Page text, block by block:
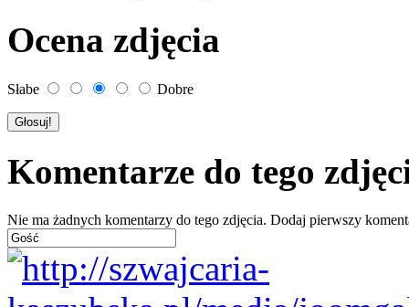
Ocena zdjęcia
Słabe Dobre
Komentarze do tego
Nie ma żadnych komentarzy do tego zdjęcia. Dodaj pierwszy